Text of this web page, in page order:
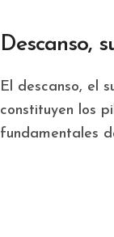
Descanso,
El descanso, el sueño y la recuperación
constituyen los
fundamentales